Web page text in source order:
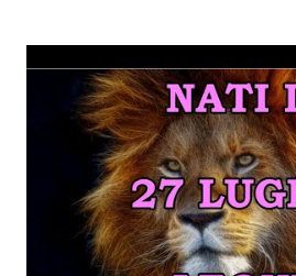
Bruscagin, Marco Panzarasa, la
ex fidanzata di Sempio, scoprendo
ancora arrivati al grande pubblico.
CLICCA QUI